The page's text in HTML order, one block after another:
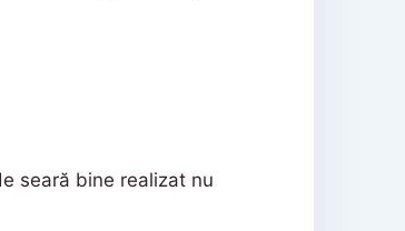
seară bine realizat nu